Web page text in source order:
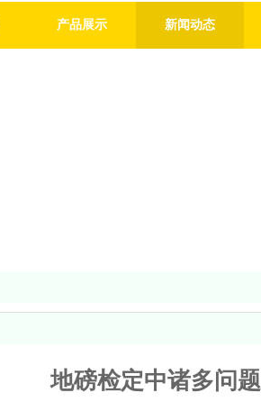
产品展示 新闻动态
地磅检定中诸多问